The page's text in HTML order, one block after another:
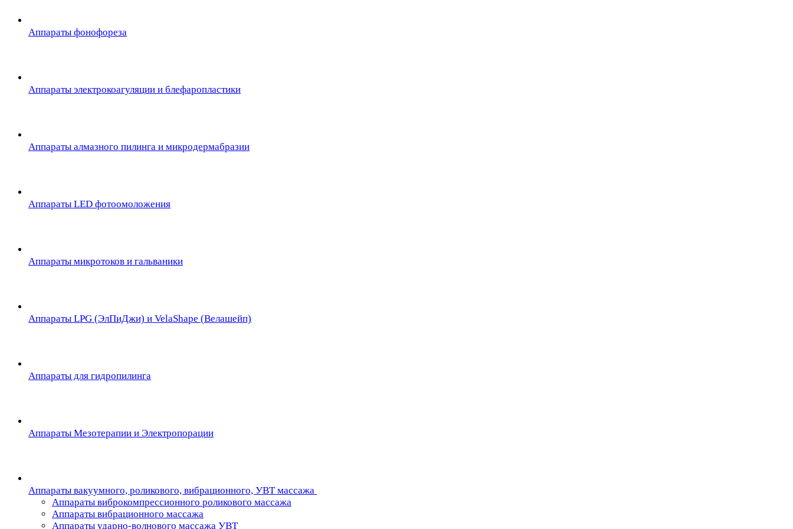
Аппараты фонофореза
Аппараты электрокоагуляции и блефаропластики
Аппараты алмазного пилинга и микродермабразии
Аппараты LED фотоомоложения
Аппараты микротоков и гальваники
Аппараты LPG (ЭлПиДжи) и VelaShape (Велашейп)
Аппараты для гидропилинга
Аппараты Мезотерапии и Электропорации
Аппараты вакуумного, роликового, вибрационного, УВТ массажа
Аппараты виброкомпрессионного роликового массажа
Аппараты вибрационного массажа
Аппараты ударно-волнового массажа УВТ